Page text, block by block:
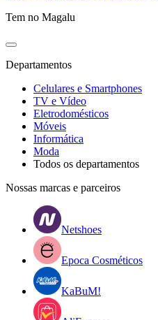
Tem no Magalu
Departamentos
Celulares e Smartphones
TV e Vídeo
Eletrodomésticos
Móveis
Informática
Moda
Todos os departamentos
Nossas marcas e parceiros
Netshoes
Epoca Cosméticos
KaBuM!